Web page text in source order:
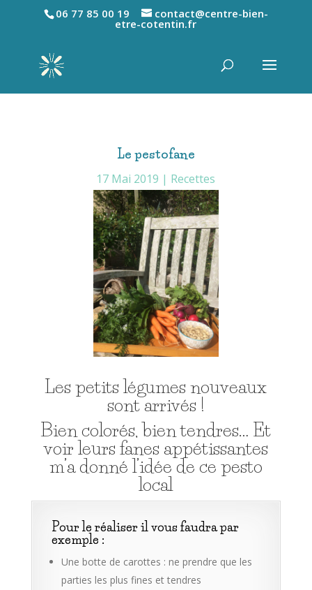
06 77 85 00 19 contact@centre-bien-
etre-cotentin.fr
Le pestofane
17 Mai 2019 | Recettes
Les petits légumes nouveaux
sont arrivés !
Bien colorés, bien tendres… Et
voir leurs fanes appétissantes
m’a donné l’idée de ce pesto
local
Pour le réaliser il vous faudra par
exemple :
Une botte de carottes : ne prendre que les
parties les plus fines et tendres